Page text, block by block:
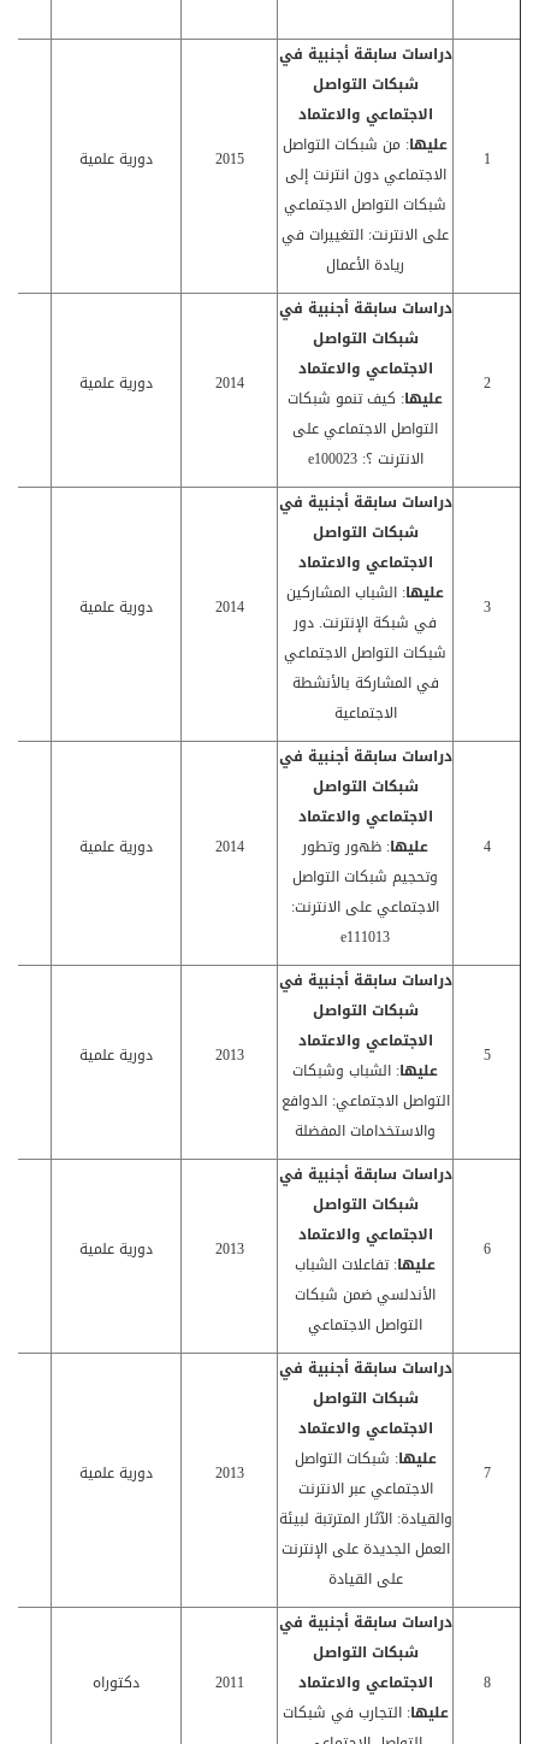
1
دراسات سابقة أجنبية في
شبكات التواصل
الاجتماعي والاعتماد
عليها: من شبكات التواصل
الاجتماعي دون انترنت إلى
شبكات التواصل الاجتماعي
على الانترنت: التغييرات في
ريادة الأعمال
2015 دورية علمية
2
دراسات سابقة أجنبية في
شبكات التواصل
الاجتماعي والاعتماد
عليها: كيف تنمو شبكات
التواصل الاجتماعي على
الانترنت ؟:e100023
2014 دورية علمية
3
دراسات سابقة أجنبية في
شبكات التواصل
الاجتماعي والاعتماد
عليها: الشباب المشاركين
في شبكة الإنترنت. دور
شبكات التواصل الاجتماعي
في المشاركة بالأنشطة
الاجتماعية
2014 دورية علمية
4
دراسات سابقة أجنبية في
شبكات التواصل
الاجتماعي والاعتماد
عليها: ظهور وتطور
وتحجيم شبكات التواصل
الاجتماعي على الانترنت:
e111013
2014 دورية علمية
5
دراسات سابقة أجنبية في
شبكات التواصل
الاجتماعي والاعتماد
عليها: الشباب وشبكات
التواصل الاجتماعي: الدوافع
والاستخدامات المفضلة
2013 دورية علمية
6
دراسات سابقة أجنبية في
شبكات التواصل
الاجتماعي والاعتماد
عليها: تفاعلات الشباب
الأندلسي ضمن شبكات
التواصل الاجتماعي
2013 دورية علمية
7
دراسات سابقة أجنبية في
شبكات التواصل
الاجتماعي والاعتماد
عليها: شبكات التواصل
الاجتماعي عبر الانترنت
والقيادة: الآثار المترتبة لبيئة
العمل الجديدة على الإنترنت
على القيادة
2013 دورية علمية
8
دراسات سابقة أجنبية في
شبكات التواصل
الاجتماعي والاعتماد
عليها: التجارب في شبكات
2011 دكتوراه